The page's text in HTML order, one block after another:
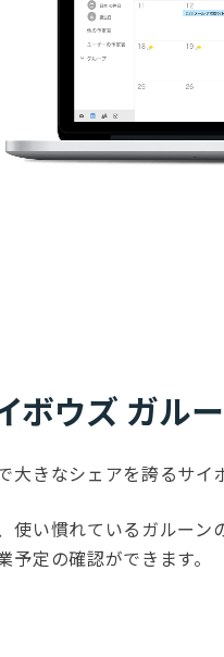
ボウズ ガル
大きなシェアを誇るサイ
使い慣れているガルーン
予定の確認ができます。